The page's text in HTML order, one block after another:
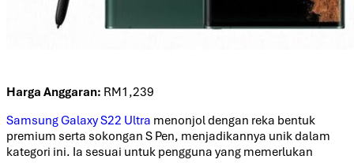
Harga Anggaran: RM1,239
Samsung Galaxy S22 Ultra menonjol dengan reka bentuk
premium serta sokongan S Pen, menjadikannya unik dalam
kategori ini. Ia sesuai untuk pengguna yang memerlukan